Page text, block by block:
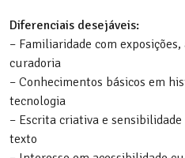
Diferenciais desejáveis:
– Familiaridade com exposições,
curadoria
– Conhecimentos básicos em
tecnologia
– Escrita criativa e
texto